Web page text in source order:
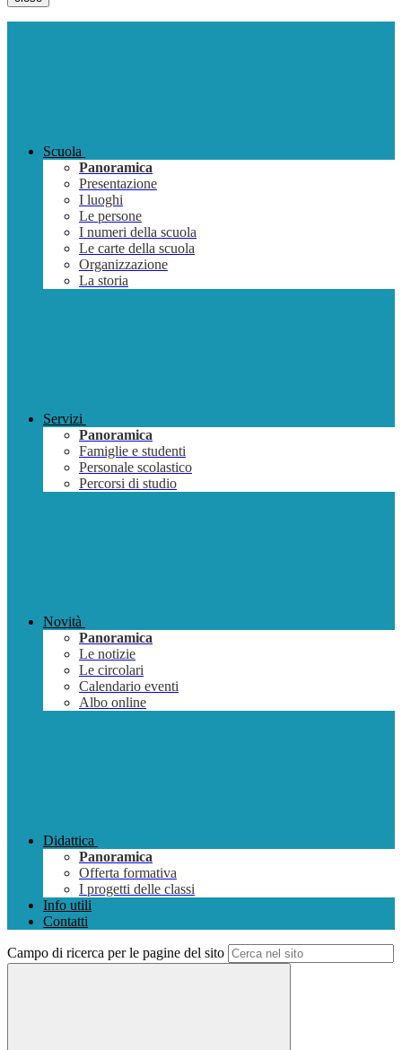
Scuola
Panoramica
Presentazione
I luoghi
Le persone
I numeri della scuola
Le carte della scuola
Organizzazione
La storia
Servizi
Panoramica
Famiglie e studenti
Personale scolastico
Percorsi di studio
Novità
Panoramica
Le notizie
Le circolari
Calendario eventi
Albo online
Didattica
Panoramica
Offerta formativa
I progetti delle classi
Info utili
Contatti
Campo di ricerca per le pagine del sito